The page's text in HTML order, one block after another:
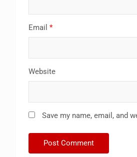
Email *
Website
Save my name, email, and